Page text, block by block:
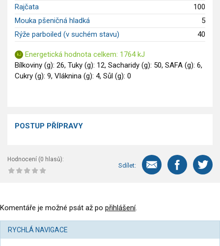
Ostatní
Dětské recepty
GLP-1 recepty
Rajčata
100
Mouka pšeničná hladká
5
Rýže parboiled (v suchém stavu)
40
Energetická hodnota celkem: 1764 kJ
Bílkoviny (g): 26, Tuky (g): 12, Sacharidy (g): 50, SAFA (g): 6,
Cukry (g): 9, Vláknina (g): 4, Sůl (g): 0
POSTUP PŘÍPRAVY
Hodnocení (0 hlasů):
Sdílet:
Komentáře je možné psát až po přihlášení.
RYCHLÁ NAVIGACE